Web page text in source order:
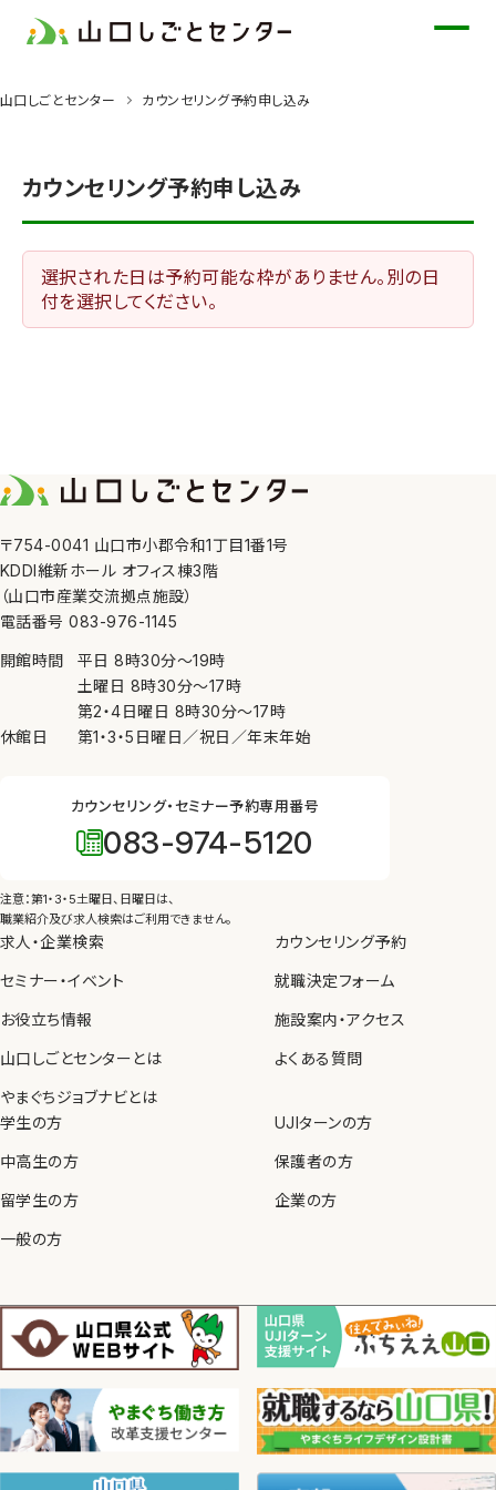
コ
山口しごとセンター カウンセリング予約申し込み
カウンセリング予約申し込み
選択された日は予約可能な枠がありません。別の日
付を選択してください。
〒754-0041 山口市小郡令和1丁目1番1号
KDDI維新ホール オフィス棟3階
（山口市産業交流拠点施設）
電話番号 083-976-1145
開館時間 平日8時30分〜19時
土曜日 8時30分〜17時
第2・4日曜日 8時30分〜17時
休館日
第1・3・5日曜日／祝日／年末年始
カウンセリング・セミナー予約専用番号
083-974-5120
注意：第1・3・5土曜日、日曜日は、
職業紹介及び求人検索はご利用できません。
求人・企業検索
セミナー・イベント
お役立ち情報
山口しごとセンターとは
やまぐちジョブナビとは
カウンセリング予約
就職決定フォーム
施設案内・アクセス
よくある質問
学生の方
中高生の方
留学生の方
一般の方
UJIターンの方
保護者の方
企業の方